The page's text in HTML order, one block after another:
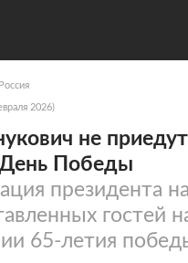
Россия
2026)
не
Победы
президента
гостей
65-летия